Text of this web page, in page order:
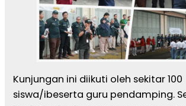
Kunjungan ini diikuti oleh sekitar 100
siswa/ibeserta guru pendamping.